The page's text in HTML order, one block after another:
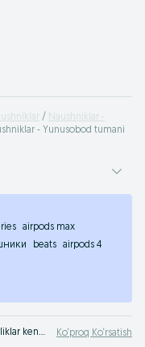
Naushniklar -
- Yunusobod tumani
airpods max
beats
airpods 4
Quloqliklar va garnituralar Toshkent: radioquloqliklar keng assortimentda OLX.uzda Toshkent. Quloqliklarning ko‘plab turdagi modellari va qulay narxlar - faqat bizning saytda! Ko‘proq Ko‘rsatish